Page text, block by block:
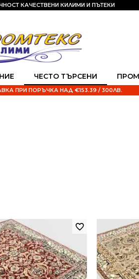
ЧЕСТО ТЪРСЕНИ
КАЧЕСТВЕНИ КИЛИМИ И ПЪТЕКИ
ПРИ ПОРЪЧКА НАД €153.39 / 300ЛВ.